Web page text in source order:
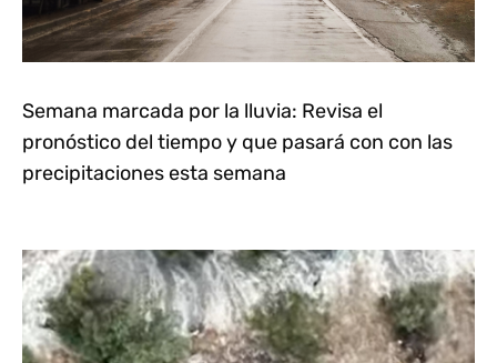
Semana marcada por la lluvia: Revisa el
pronóstico del tiempo y que pasará con con las
precipitaciones esta semana